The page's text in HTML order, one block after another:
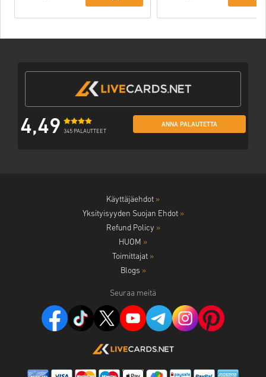
4,49 345 PALAUTTEET
ANNA PALAUTETTA
Käyttäjäehdot »
Yksityisyyden Suojan Ehdot »
Refund Policy »
HUOM »
Toimittajat »
Blogs »
Seuraa meitä